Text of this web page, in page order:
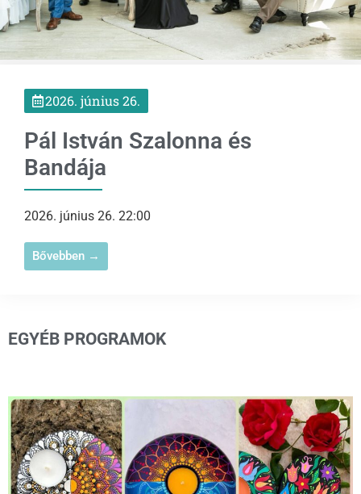
2026. június 26.
Pál István Szalonna és
Bandája
2026. június 26. 22:00
Bővebben →
EGYÉB PROGRAMOK